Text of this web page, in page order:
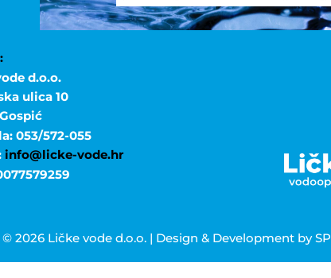
d.o.o.
ulica 10
053/572-055
info@licke-vode.hr
2026 Ličke vode d.o.o. | Design & Development by